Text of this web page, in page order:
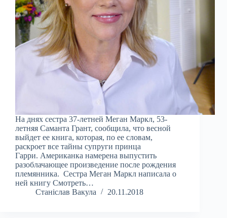
На днях сестра 37-летней Меган Маркл, 53-
летняя Саманта Грант, сообщила, что весной
выйдет ее книга, которая, по ее словам,
раскроет все тайны супруги принца
Гарри. Американка намерена выпустить
разоблачающее произведение после рождения
племянника. Сестра Меган Маркл написала о
ней книгу Смотреть…
Станіслав Вакула
20.11.2018